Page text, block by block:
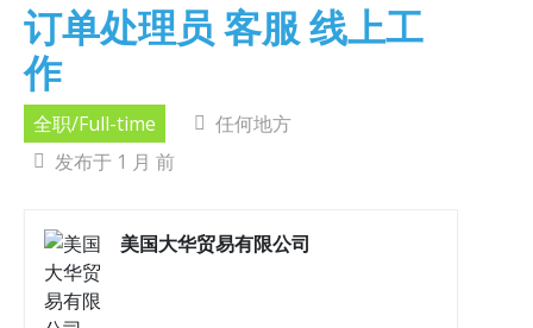
订单处理员 客服 线上工
作
全职/Full-time
任何地方
发布于 1 月 前
美国大华贸易有限公司